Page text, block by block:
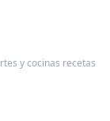
y cocinas recetas